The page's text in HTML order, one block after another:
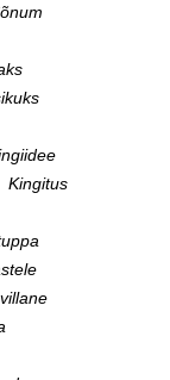
Kingitus